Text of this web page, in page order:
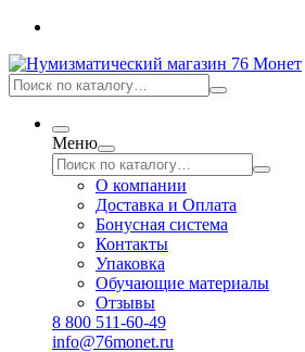
Меню
О компании
Доставка и Оплата
Бонусная система
Контакты
Упаковка
Обучающие материалы
Отзывы
8 800 511-60-49
info@76monet.ru